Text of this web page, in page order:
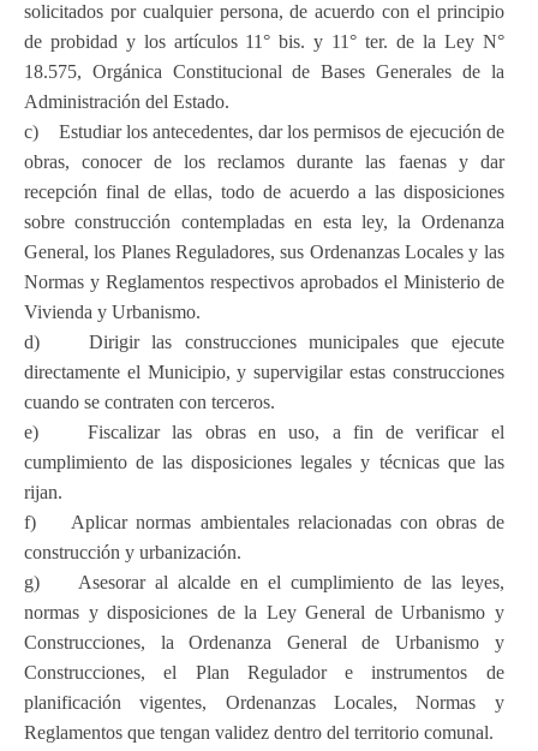
solicitados por cualquier persona, de acuerdo con el principio
de probidad y los artículos 11° bis. y 11° ter. de la Ley N°
18.575, Orgánica Constitucional de Bases Generales de la
Administración del Estado.
c) Estudiar los antecedentes, dar los permisos de ejecución de
obras, conocer de los reclamos durante las faenas y dar
recepción final de ellas, todo de acuerdo a las disposiciones
sobre construcción contempladas en esta ley, la Ordenanza
General, los Planes Reguladores, sus Ordenanzas Locales y las
Normas y Reglamentos respectivos aprobados el Ministerio de
Vivienda y Urbanismo.
d) Dirigir las construcciones municipales que ejecute
directamente el Municipio, y supervigilar estas construcciones
cuando se contraten con terceros.
e) Fiscalizar las obras en uso, a fin de verificar el
cumplimiento de las disposiciones legales y técnicas que las
rijan.
f) Aplicar normas ambientales relacionadas con obras de
construcción y urbanización.
g) Asesorar al alcalde en el cumplimiento de las leyes,
normas y disposiciones de la Ley General de Urbanismo y
Construcciones, la Ordenanza General de Urbanismo y
Construcciones, el Plan Regulador e instrumentos de
planificación vigentes, Ordenanzas Locales, Normas y
Reglamentos que tengan validez dentro del territorio comunal.